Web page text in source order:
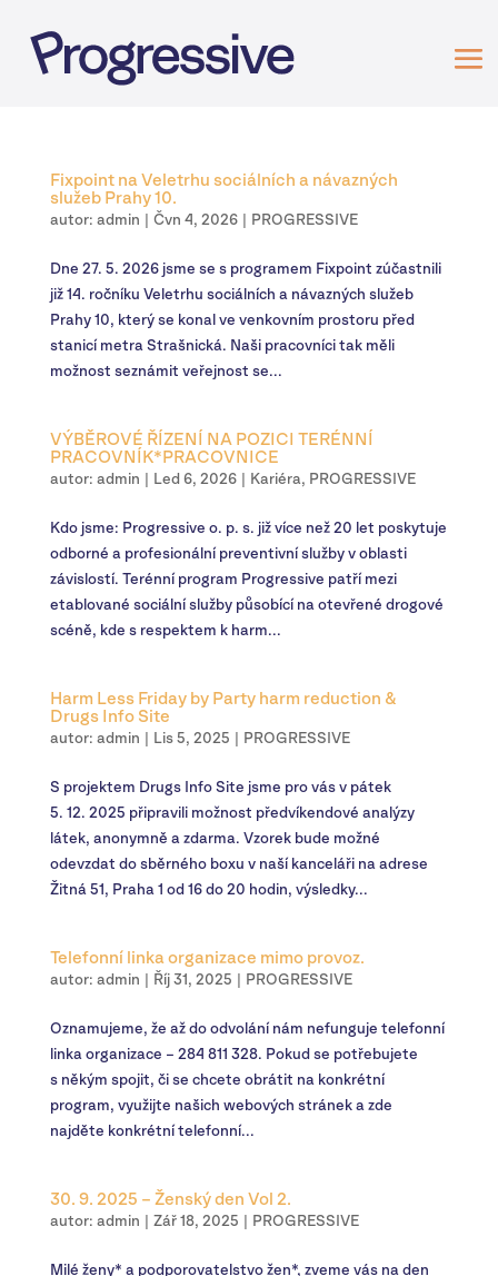
Fixpoint na Veletrhu sociálních a návazných
služeb Prahy 10.
autor:admin | Čvn 4, 2026| PROGRESSIVE
Dne 27. 5. 2026 jsme se s programem Fixpoint zúčastnili
již 14. ročníku Veletrhu sociálních a návazných služeb
Prahy 10, který se konal ve venkovním prostoru před
stanicí metra Strašnická. Naši pracovníci tak měli
možnost seznámit veřejnost se...
VÝBĚROVÉ ŘÍZENÍ NA POZICI TERÉNNÍ
PRACOVNÍK*PRACOVNICE
autor:admin | Led 6, 2026| Kariéra, PROGRESSIVE
Kdo jsme: Progressive o. p. s. již více než 20 let poskytuje
odborné a profesionální preventivní služby v oblasti
závislostí. Terénní program Progressive patří mezi
etablované sociální služby působící na otevřené drogové
scéně, kde s respektem k harm...
Harm Less Friday by Party harm reduction &
Drugs Info Site
autor:admin | Lis 5, 2025 | PROGRESSIVE
S projektem Drugs Info Site jsme pro vás v pátek
5. 12. 2025 připravili možnost předvíkendové analýzy
látek, anonymně a zdarma. Vzorek bude možné
odevzdat do sběrného boxu v naší kanceláři na adrese
Žitná 51, Praha 1 od 16 do 20 hodin, výsledky...
Telefonní linka organizace mimo provoz.
autor:admin | Říj 31, 2025 | PROGRESSIVE
Oznamujeme, že až do odvolání nám nefunguje telefonní
linka organizace – 284 811 328. Pokud se potřebujete
s někým spojit, či se chcete obrátit na konkrétní
program, využijte našich webových stránek a zde
najděte konkrétní telefonní...
30. 9. 2025 – Ženský den Vol 2.
autor:admin | Zář 18, 2025 | PROGRESSIVE
Milé ženy* a podporovatelstvo žen*, zveme vás na den